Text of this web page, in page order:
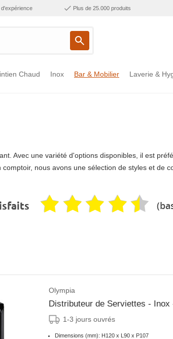
Plus de 25.000 produits
Chaud Inox Bar & Mobilier Laverie &
Avec une variété d'options disponibles, il est
nous avons une sélection de styles et de
Olympia
Distributeur de Serviettes - Inox
1-3 jours ouvrés
Dimensions (mm): H120 x L90 x P107